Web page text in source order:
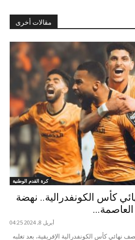
مقالات أخرى
كرة القدم الوطنية
كأس الكونفدرالية.. نهضة
العاصمة...
أبريل 8, 2024 04:25